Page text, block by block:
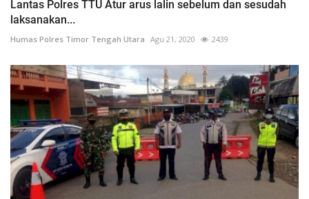
Lantas Polres TTU Atur arus lalin sebelum dan sesudah
laksanakan...
Humas Polres Timor Tengah Utara Agu 21, 2020 2439